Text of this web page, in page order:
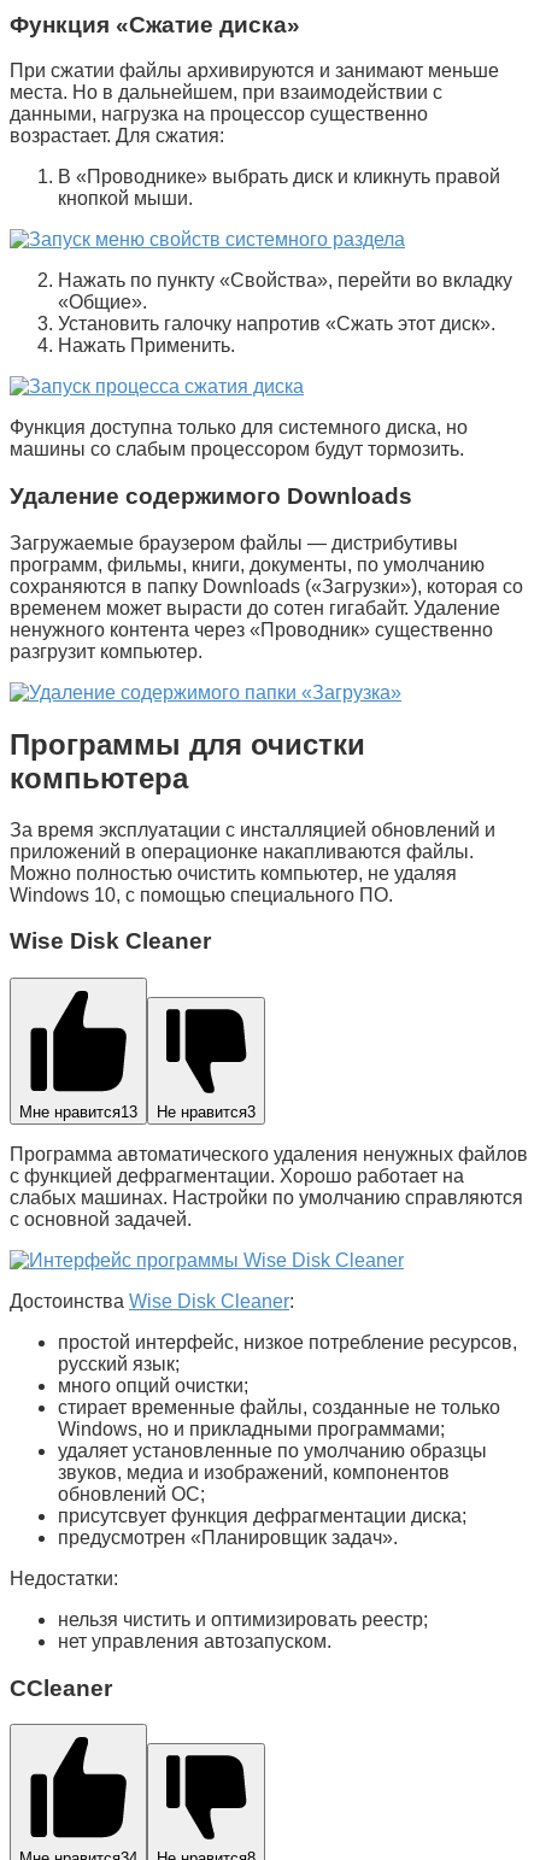
Функция «Сжатие диска»
При сжатии файлы архивируются и занимают меньше
места. Но в дальнейшем, при взаимодействии с
данными, нагрузка на процессор существенно
возрастает. Для сжатия:
В «Проводнике» выбрать диск и кликнуть правой
кнопкой мыши.
Нажать по пункту «Свойства», перейти во вкладку
«Общие».
Установить галочку напротив «Сжать этот диск».
Нажать Применить.
Функция доступна только для системного диска, но
машины со слабым процессором будут тормозить.
Удаление содержимого Downloads
Загружаемые браузером файлы — дистрибутивы
программ, фильмы, книги, документы, по умолчанию
сохраняются в папку Downloads («Загрузки»), которая со
временем может вырасти до сотен гигабайт. Удаление
ненужного контента через «Проводник» существенно
разгрузит компьютер.
Программы для очистки
компьютера
За время эксплуатации с инсталляцией обновлений и
приложений в операционке накапливаются файлы.
Можно полностью очистить компьютер, не удаляя
Windows 10, с помощью специального ПО.
Wise Disk Cleaner
Мне нравится13 Не нравится3
Программа автоматического удаления ненужных файлов
с функцией дефрагментации. Хорошо работает на
слабых машинах. Настройки по умолчанию справляются
с основной задачей.
Достоинства Wise Disk Cleaner:
простой интерфейс, низкое потребление ресурсов,
русский язык;
много опций очистки;
стирает временные файлы, созданные не только
Windows, но и прикладными программами;
удаляет установленные по умолчанию образцы
звуков, медиа и изображений, компонентов
обновлений ОС;
присутсвует функция дефрагментации диска;
предусмотрен «Планировщик задач».
Недостатки:
нельзя чистить и оптимизировать реестр;
нет управления автозапуском.
CCleaner